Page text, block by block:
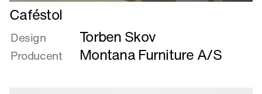
Læs
mere
om
Caféstol
Caféstol
Design Torben Skov
Producent Montana Furniture A/S